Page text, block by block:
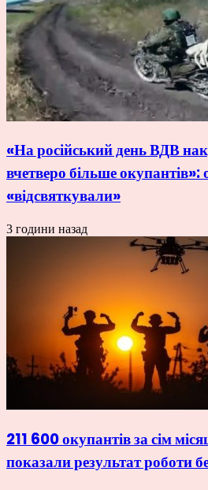
«На російський день ВДВ
вчетверо більше
«відсвяткували»
3 години назад
211 600 окупантів за сім
показали результат роботи